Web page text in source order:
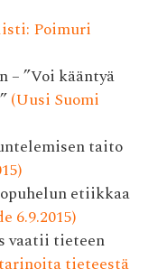
Poimuri
”Voi kääntyä
(Uusi Suomi
taito
etiikkaa
6.9.2015)
vaatii tieteen
tieteestä